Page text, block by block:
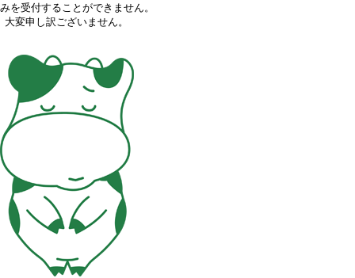
みを受付することができません。
大変申し訳ございません。